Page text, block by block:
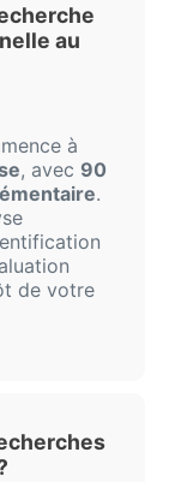
au
à
, avec 90
.
de votre